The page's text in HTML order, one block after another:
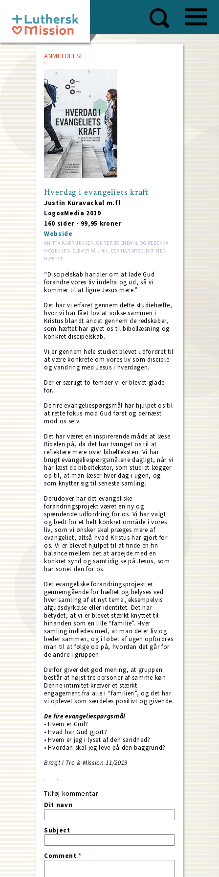
main
content
ANMELDELSE
Hverdag i evangeliets kraft
Justin Kuravackal m.fl
LogosMedia 2019
160 sider - 99,95 kroner
Webside
ANITTA KJÆR JENSEN, OLIVER ØGENDAHL OG REBEKKA
MOGENSEN. ELEVER PÅ LMH, DER HAR ARBEJDET MED
HÆFTET
“Discipelskab handler om at lade Gud
forandre vores liv indefra og ud, så vi
kommer til at ligne Jesus mere.”
Det har vi erfaret gennem dette studiehæfte,
hvor vi har fået lov at vokse sammen i
Kristus blandt andet gennem de redskaber,
som hæftet har givet os til bibellæsning og
konkret discipelskab.
Vi er gennem hele studiet blevet udfordret til
at være konkrete om vores liv som disciple
og vandring med Jesus i hverdagen.
Der er særligt to temaer vi er blevet glade
for.
De fire evangeliespørgsmål har hjulpet os til
at rette fokus mod Gud først og dernæst
mod os selv.
Det har været en inspirerende måde at læse
Bibelen på, da det har tvunget os til at
reflektere mere over bibelteksten. Vi har
brugt evangeliespørgsmålene dagligt, når vi
har læst de bibeltekster, som studiet lægger
op til, at man læser hver dag i ugen, og
som knytter sig til seneste samling.
Derudover har det evangeliske
forandringsprojekt været en ny og
spændende udfordring for os. Vi har valgt
og bedt for et helt konkret område i vores
liv, som vi ønsker skal præges mere af
evangeliet, altså hvad Kristus har gjort for
os. Vi er blevet hjulpet til at finde en fin
balance mellem det at arbejde med en
konkret synd og samtidig se på Jesus, som
har sonet den for os.
Det evangeliske forandringsprojekt er
gennemgående for hæftet og belyses ved
hver samling af et nyt tema, eksempelvis
afgudsdyrkelse eller identitet. Det har
betydet, at vi er blevet stærkt knyttet til
hinanden som en lille “familie”. Hver
samling indledes med, at man deler liv og
beder sammen, og i løbet af ugen opfordres
man til at følge op på, hvordan det går for
de andre i gruppen.
Derfor giver det god mening, at gruppen
består af højst tre personer af samme køn.
Denne intimitet kræver et stærkt
engagement fra alle i “familien”, og det har
vi oplevet som særdeles positivt og givende.
De fire evangeliespørgsmål
• Hvem er Gud?
• Hvad har Gud gjort?
• Hvem er jeg i lyset af den sandhed?
• Hvordan skal jeg leve på den baggrund?
Bragt i Tro & Mission 11/2019
Tilføj kommentar
Dit navn
Subject
Comment*